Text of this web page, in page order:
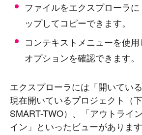
Programming L a
# Visual Studio Code #
JavaScript # SQL #
Server S id
#WordPress # Apache #
ファイルをエクスプローラ
ップしてコピーできます。
コンテキストメニューを使
オプションを確認できます。
エクスプローラには「開いている
現在開いているプロジェクト（
SMART-TWO）、「アウトライ
イン」といったビューがあります